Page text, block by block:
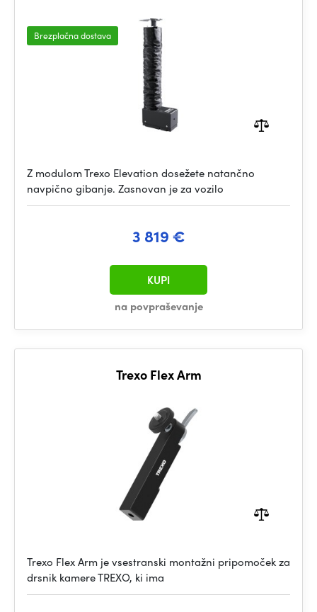
Brezplačna dostava
Z modulom Trexo Elevation dosežete natančno
navpično gibanje. Zasnovan je za vozilo
3 819 €
na povpraševanje
KUPI
Trexo Flex Arm
Trexo Flex Arm je vsestranski montažni pripomoček za
drsnik kamere TREXO, ki ima